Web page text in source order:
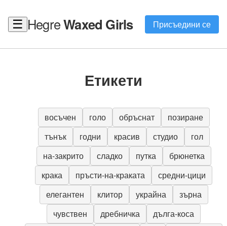
☰ HegreWaxed Girls Присъедини се
Етикети
восъчен голо обръснат
позиране
тънък
годни красив студио
гол
на-закрито
сладко путка
брюнетка
крака
пръсти-на-краката
средни-цици
елегантен
клитор украйна
зърна
чувствен
дребничка
дълга-коса